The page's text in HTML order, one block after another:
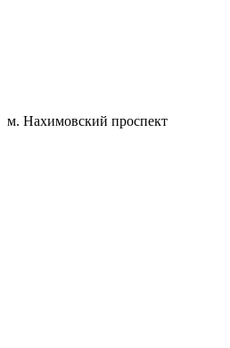
м. Нахимовский проспект